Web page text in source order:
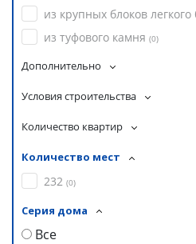
из крупных блоков легкого
из туфового камня (0)
Дополнительно
Условия строительства
Количество квартир
Количество мест
232 (0)
Серия дома
Все